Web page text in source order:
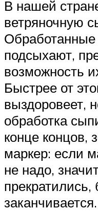
В нашей
ветряночную
Обработанные
подсыхают,
возможность
Быстрее от
выздоровеет,
обработка
конце концов,
маркер: если
не надо,
прекратились,
заканчивается.